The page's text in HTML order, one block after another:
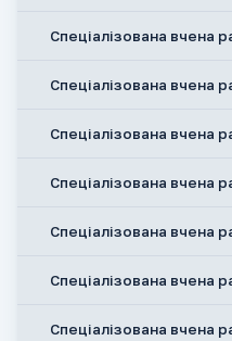
Спеціалізована вчена
Спеціалізована вчена
Спеціалізована вчена
Спеціалізована вчена
Спеціалізована вчена
Спеціалізована вчена
Спеціалізована вчена